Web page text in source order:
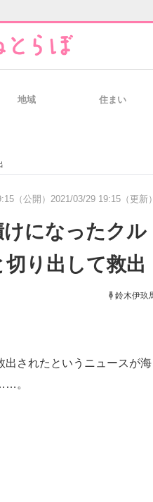
経営リ
の技術・比較・事例 製造業
エネ
地域 住まい
（公開） 2021/03/29 19:15（更新）
になったクル
り出して救出
鈴木伊玖
出されたというニュースが海
。